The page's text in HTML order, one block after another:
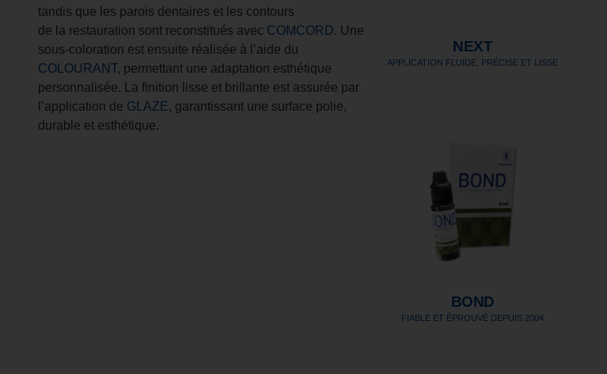
tandis que les parois dentaires et les contours
de la restauration sont reconstitués avec COMCORD. Une
sous-coloration est ensuite réalisée à l’aide du
COLOURANT, permettant une adaptation esthétique
personnalisée. La finition lisse et brillante est assurée par
l’application de GLAZE, garantissant une surface polie,
durable et esthétique.
NEXT
APPLICATION FLUIDE, PRÉCISE ET LISSE
BOND
FIABLE ET ÉPROUVÉ DEPUIS 2004